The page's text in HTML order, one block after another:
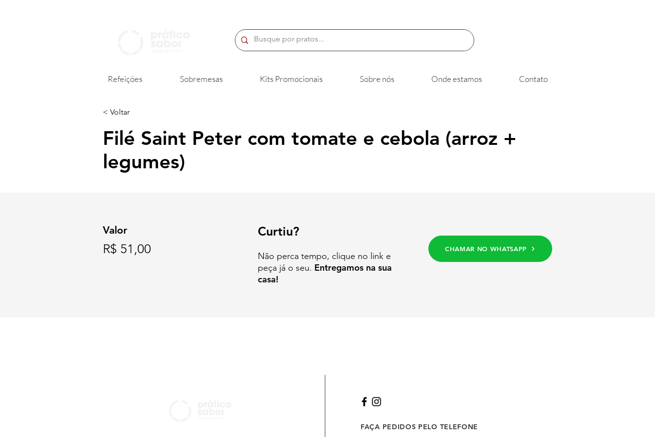
Refeições Sobremesas Kits Promocionais Sobre nós Onde estamos Contato
< Voltar
Filé Saint Peter com tomate e cebola (arroz +
legumes)
Valor
R$ 51,00
Curtiu?
Não perca tempo, clique no link e
peça já o seu. Entregamos na sua
casa!
CHAMAR NO WHATSAPP
FAÇA PEDIDOS PELO TELEFONE